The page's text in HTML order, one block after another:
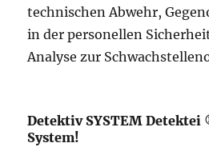
technischen Abwehr,
in der personellen
Analyse zur
Detektiv SYSTEM
System!